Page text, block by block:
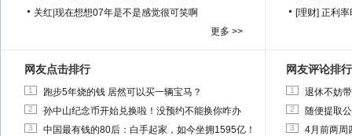
关红 现在想想07年是不是感觉很可笑啊
更多 >>
[理财] 正利率
网友点击排行
1 跑步5年烧的钱 居然可以买一辆宝马？
2 孙中山纪念币开始兑换啦！没预约不能换你咋办
3 中国最有钱的80后：白手起家，如今坐拥1595亿！
网友评论排行
1 退休不妨
2 随便提取
3 4月前两周